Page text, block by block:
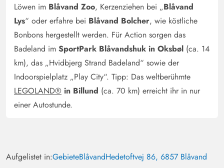
im Auto hat, sollte sich Holz mitbringen. Aber im Ort
wird auch überall Holz angeboten. Insgesamt ist der
Außenbeleuchtung mit Hot-Tube, Sauna,
Außendusche,gepflegten Terrassenmöbeln, Feuerstelle,
Trampolin, Schaukel und großer Rasenfläche sehr
einladend und schön. Das Innere des Hauses ist
großzügig, modern, gemütlich und gepflegt. Alle
Zimmer sind gut ausgestattet. Es stehen 2 vollwertige,
moderne Bäder zur Verfügung. Spiele, eine Wii und
mit 7 Personen vor Ort gewesen und würden dieses Haus
Löwen im Blåvand Zoo, Kerzenziehen bei „Blåvand
Lys“ oder erfahre bei Blåvand Bolcher, wie köstliche
Bonbons hergestellt werden. Für Action sorgen das
Badeland im SportPark Blåvandshuk in Oksbøl (ca. 14
km), das „Hvidbjerg Strand Badeland“ sowie der
Indoorspielplatz „Play City“. Tipp: Das weltberühmte
LEGOLAND® in Billund (ca. 70 km) erreicht ihr in nur
einer Autostunde.
Aufgelistet in:GebieteBlåvandHedetoftvej 86, 6857 Blåvand